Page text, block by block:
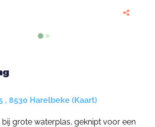
, 8530 Harelbeke (Kaart)
grote waterplas, geknipt voor een